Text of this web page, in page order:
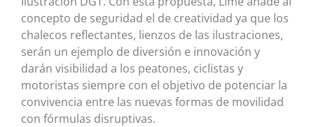
concepto de seguridad el de creatividad ya que los
chalecos reflectantes, lienzos de las ilustraciones,
serán un ejemplo de diversión e innovación y
darán visibilidad a los peatones, ciclistas y
motoristas siempre con el objetivo de potenciar la
convivencia entre las nuevas formas de movilidad
con fórmulas disruptivas.